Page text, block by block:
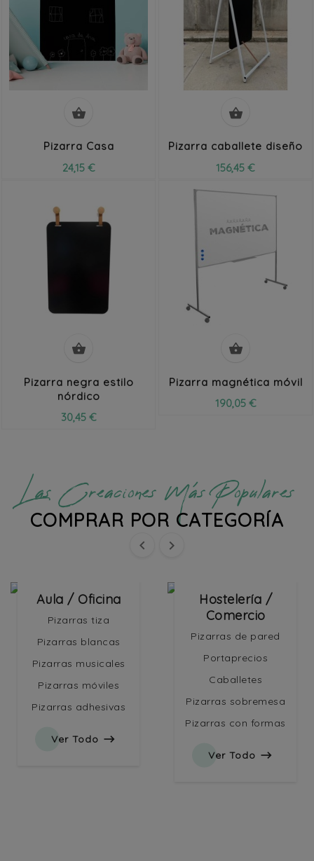

Pizarra Casa
24,15 €

Pizarra negra estilo
nórdico
30,45 €

Pizarra caballete diseño
156,45 €

Pizarra magnética móvil
190,05 €
Las Creaciones Más Populares
COMPRAR POR CATEGORÍA
 
Aula / Oficina
Pizarras tiza
Pizarras blancas
Pizarras musicales
Pizarras móviles
Pizarras adhesivas
Ver Todo 
Hostelería /
Comercio
Pizarras de pared
Portaprecios
Caballetes
Pizarras sobremesa
Pizarras con formas
Ver Todo 